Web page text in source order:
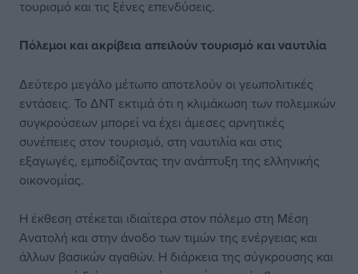
τουρισμό και τις ξένες επενδύσεις.
Πόλεμοι και ακρίβεια απειλούν τουρισμό και ναυτιλία
Δεύτερο μεγάλο μέτωπο αποτελούν οι γεωπολιτικές
εντάσεις. Το ΔΝΤ εκτιμά ότι η κλιμάκωση των πολεμικών
συγκρούσεων μπορεί να έχει άμεσες αρνητικές
συνέπειες στον τουρισμό, στη ναυτιλία και στις
εξαγωγές, εμποδίζοντας την ανάπτυξη της ελληνικής
οικονομίας.
Η έκθεση στέκεται ιδιαίτερα στον πόλεμο στη Μέση
Ανατολή και στην άνοδο των τιμών της ενέργειας και
άλλων βασικών αγαθών. Η διάρκεια της σύγκρουσης και